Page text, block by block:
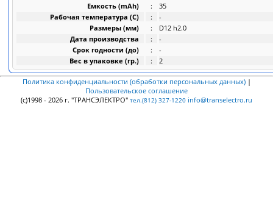
Емкость (mAh)
:
35
Рабочая температура (C)
:
-
Размеры (мм)
:
D12 h2.0
Дата производства
:
-
Срок годности (до)
:
-
Вес в упаковке (гр.)
: 2
Политика конфиденциальности (обработки персональных данных) |
Пользовательское соглашение
(c)1998 - 2026 г. "ТРАНСЭЛЕКТРО" тел.(812) 327-1220 info@transelectro.ru